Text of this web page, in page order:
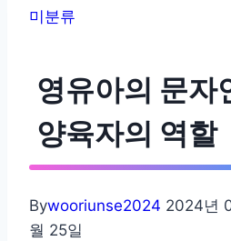
미분류
영유아의 문자
양육자의 역할
Bywooriunse2024 2024년
월 25일